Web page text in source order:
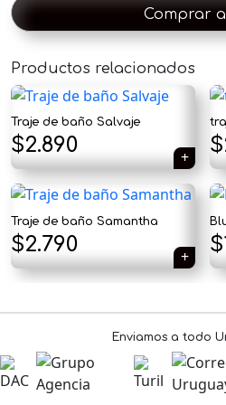
Comprar
Productos relacionados
Traje de baño Salvaje
$2.890 $
Traje de baño Samantha
$2.790 $
Enviamos a todo
Tu carrito
Agregá un producto